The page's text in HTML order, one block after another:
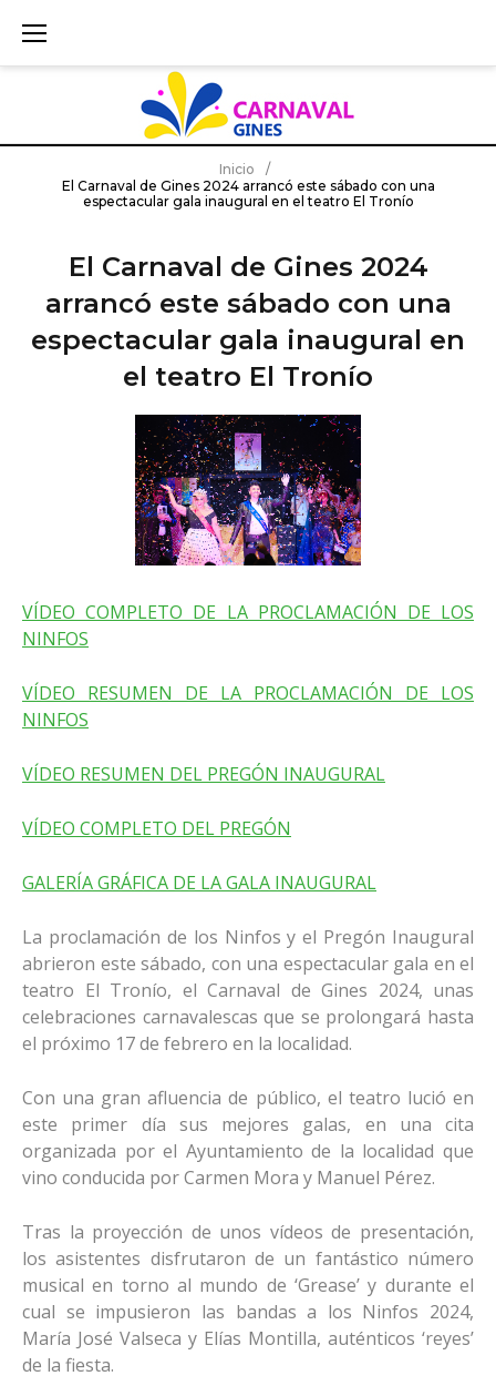
i
o
Inicio
/
El Carnaval de Gines 2024 arrancó este sábado con una
espectacular gala inaugural en el teatro El Tronío
El Carnaval de Gines 2024
arrancó este sábado con una
espectacular gala inaugural en
el teatro El Tronío
VÍDEO COMPLETO DE LA PROCLAMACIÓN DE LOS
NINFOS
VÍDEO RESUMEN DE LA PROCLAMACIÓN DE LOS
NINFOS
VÍDEO RESUMEN DEL PREGÓN INAUGURAL
VÍDEO COMPLETO DEL PREGÓN
GALERÍA GRÁFICA DE LA GALA INAUGURAL
La proclamación de los Ninfos y el Pregón Inaugural
abrieron este sábado, con una espectacular gala en el
teatro El Tronío, el Carnaval de Gines 2024, unas
celebraciones carnavalescas que se prolongará hasta
el próximo 17 de febrero en la localidad.
Con una gran afluencia de público, el teatro lució en
este primer día sus mejores galas, en una cita
organizada por el Ayuntamiento de la localidad que
vino conducida por Carmen Mora y Manuel Pérez.
Tras la proyección de unos vídeos de presentación,
los asistentes disfrutaron de un fantástico número
musical en torno al mundo de ‘Grease’ y durante el
cual se impusieron las bandas a los Ninfos 2024,
María José Valseca y Elías Montilla, auténticos ‘reyes’
de la fiesta.